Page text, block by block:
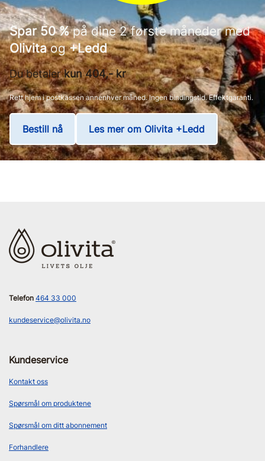
Spar 50 %på dine 2 første måneder med
Olivitaog+Ledd
Du betalerkun 404,- kr
Rett hjem i postkassen annenhver måned. Ingen bindingstid. Effektgaranti.
Bestill nå Les mer om Olivita +Ledd
Telefon 464 33 000
kundeservice@olivita.no
Kundeservice
Kontakt oss
Spørsmål om produktene
Spørsmål om ditt abonnement
Forhandlere